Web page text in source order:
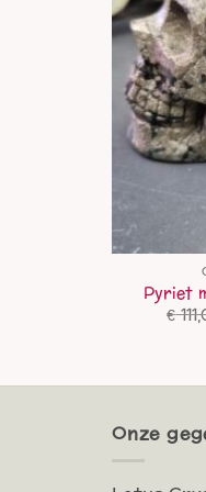
Pyriet
€
Onze